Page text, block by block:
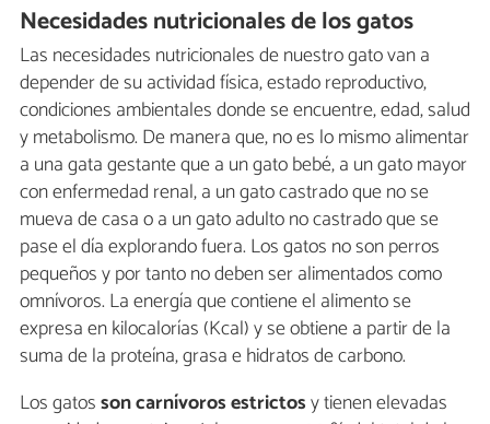
Necesidades nutricionales de los gatos
Las necesidades nutricionales de nuestro gato van a
depender de su actividad física, estado reproductivo,
condiciones ambientales donde se encuentre, edad, salud
y metabolismo. De manera que, no es lo mismo alimentar
a una gata gestante que a un gato bebé, a un gato mayor
con enfermedad renal, a un gato castrado que no se
mueva de casa o a un gato adulto no castrado que se
pase el día explorando fuera. Los gatos no son perros
pequeños y por tanto no deben ser alimentados como
omnívoros. La energía que contiene el alimento se
expresa en kilocalorías (Kcal) y se obtiene a partir de la
suma de la proteína, grasa e hidratos de carbono.
Los gatosson carnívoros estrictosy tienen elevadas